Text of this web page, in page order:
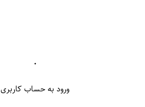
۰
ورود به حساب کاربری